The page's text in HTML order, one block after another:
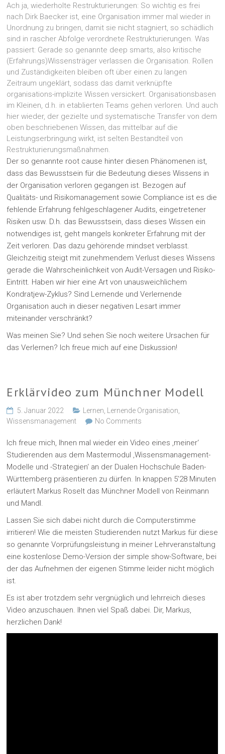
Ach ja, wiederholte Restrukturierungen: So wichtig es frei
nach Dirk Baecker ist, eine Organisation immer mal wieder in
Unordnung zu bringen, damit sie nicht stagniert, so schädlich
sind in rascher Abfolge verordnete Restrukturierungen. Was
passiert: Gerade so genannte deep smarts, also kritische
(Erfahrungs)Wissensträger verlassen die Organisation. Rollen
und Zuständigkeiten bleiben oft über einen zu langen
Zeitraum ungeklärt, sodass das damit verknüpfte
organisations-implizite Wissen versickert. Organisationsbasen
im Kleinen, d.h. in etablierten Teams gehen verloren. Und auch
hier wieder, der gezielte und systematische Transfer von dem
oben beschriebenen Wissen, das mittelbar auf die
Leistungserbringung wirkt, ist selten Bestandteil von
Restrukturierungsmaßnahmen.
Der so genannte root cause hinter diesen Phänomenen ist,
dass das Bewusstsein für die Bedeutung dieses Wissens in
der Organisation verloren gegangen ist. Bezogen auf
Qualitäts- und Risikomanagement sowie Compliance ist es die
fehlende Erfahrung fehlgeschlagener Audits, eingetretener
Risiken usw. D.h. das Bewusstsein, dass dieses Wissen ein
notwendiges ist, geht mangels konkreter Erfahrung mit der
Zeit verloren. Das dazu gehörende mindset verblasst.
Gleichzeitig steigt mit zunehmendem Verlust dieses Wissens
gerade die Wahrscheinlichkeit von Audit-Versagen und Risiko-
Eintritt. Haben wir hier eine Art von unausweichlichem
Kondratjew-Zyklus? Sind Lernende und Verlernende
Organisation auch in dieser negativen Lesart immer
miteinander verschränkt?
Was meinen Sie? Und sehen Sie noch weitere Ursachen für
das Verlernen? Ich freue mich auf eine Diskussion!
Erklärvideo zum Münchner Modell
5. Januar 2022 Lernen Lernende Organisation
Wissensmanagement
No Comments
Ich freue mich, Ihnen mal wieder ein Video eines ‚meiner‘
Studierenden aus dem Mastermodul ‚Wissensmanagement-
Modelle und -Strategien‘ an der Dualen Hochschule Baden-
Württemberg präsentieren zu dürfen. In knappen 5’28 Minuten
erläutert Markus Roselt das Münchner Modell von Reinmann
und Mandl.
Lassen Sie sich dabei nicht durch die Computerstimme
irritieren! Wie die meisten Studierenden nutzt Markus für diese
so genannte Vorprüfungsleistung in meiner Lehrveranstaltung
eine kostenlose Demo-Version der simple show-Software, bei
der das Aufnehmen der eigenen Stimme leider nicht möglich
ist.
Es ist aber trotzdem sehr vergnüglich und lehrreich dieses
Video anzuschauen. Ihnen viel Spaß dabei. Dir, Markus,
herzlichen Dank!